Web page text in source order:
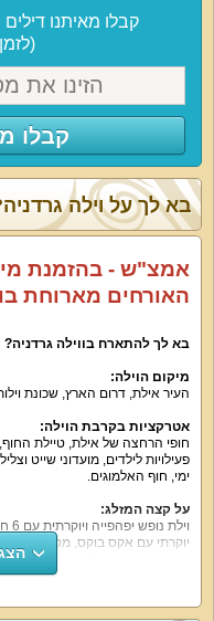
קבלו מאיתנו דילים
קבלו
בא לך על וילה
האורחים מארוחת
בא לך להתארח בווילה גרדניה?
מיקום הוילה:
העיר אילת, דרום הארץ, שכונת
אטרקציות בקרבת הוילה:
חופי הרחצה של אילת, טיילת החוף,
פעילויות לילדים, מועדוני שייט
ימי, חוף האלמוגים.
על קצה המזלג:
יוקרתי עם אקס בוקס, מטבח
הווילה
גילאי27